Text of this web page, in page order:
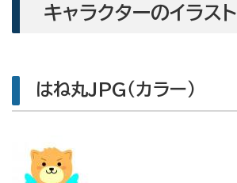
キャラクターのイラスト
はね丸JPG（カラー）